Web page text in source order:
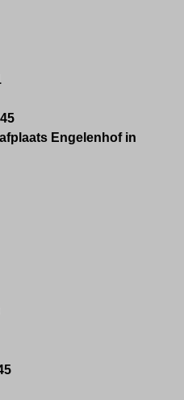
Engelenhof in